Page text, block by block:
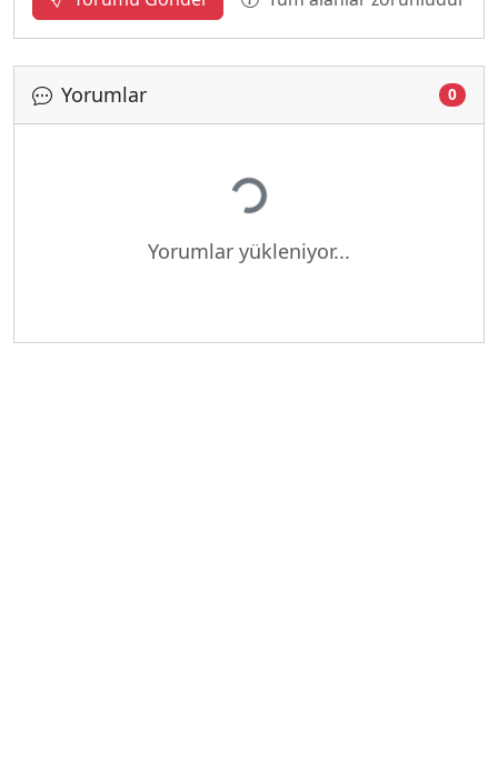
Yorumlar 0
Yükleniyor...
Yorumlar yükleniyor...